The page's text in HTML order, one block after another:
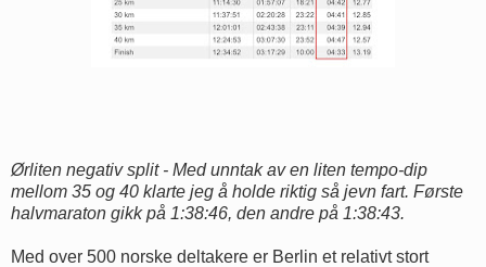
Ørliten negativ split - Med unntak av en liten tempo-dip
mellom 35 og 40 klarte jeg å holde riktig så jevn fart. Første
halvmaraton gikk på 1:38:46, den andre på 1:38:43.
Med over 500 norske deltakere er Berlin et relativt stort